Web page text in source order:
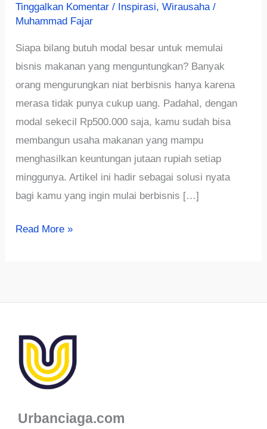
Tinggalkan Komentar / Inspirasi,Wirausaha /
Muhammad Fajar
Siapa bilang butuh modal besar untuk memulai
bisnis makanan yang menguntungkan? Banyak
orang mengurungkan niat berbisnis hanya karena
merasa tidak punya cukup uang. Padahal, dengan
modal sekecil Rp500.000 saja, kamu sudah bisa
membangun usaha makanan yang mampu
menghasilkan keuntungan jutaan rupiah setiap
minggunya. Artikel ini hadir sebagai solusi nyata
bagi kamu yang ingin mulai berbisnis […]
Ide
500
dengan
Untung
Juta
Read More »
Urbanciaga.com